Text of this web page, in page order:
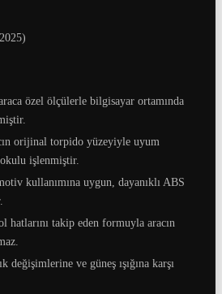
özel ölçülerle bilgisayar ortamında
orijinal torpido yüzeyiyle uyum
işlenmiştir.
kullanımına uygun, dayanıklı ABS
hatlarını takip eden formuyla aracın
değişimlerine ve güneş ışığına karşı